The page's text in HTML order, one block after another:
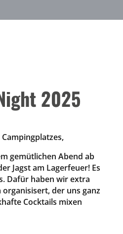
2025
gemütlichen Abend ab
Jagst am Lagerfeuer! Es
Dafür haben wir extra
der uns ganz
Cocktails mixen